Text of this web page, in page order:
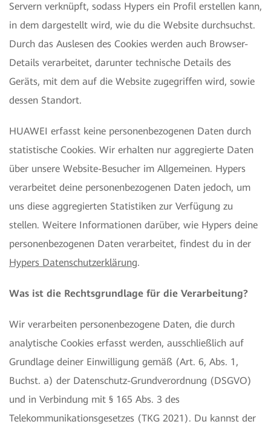
Servern verknüpft, sodass Hypers ein Profil erstellen kann,
in dem dargestellt wird, wie du die Website durchsuchst.
Durch das Auslesen des Cookies werden auch Browser-
Details verarbeitet, darunter technische Details des
Geräts, mit dem auf die Website zugegriffen wird, sowie
dessen Standort.
HUAWEI erfasst keine personenbezogenen Daten durch
statistische Cookies. Wir erhalten nur aggregierte Daten
über unsere Website-Besucher im Allgemeinen. Hypers
verarbeitet deine personenbezogenen Daten jedoch, um
uns diese aggregierten Statistiken zur Verfügung zu
stellen. Weitere Informationen darüber, wie Hypers deine
personenbezogenen Daten verarbeitet, findest du in der
Hypers Datenschutzerklärung.
Was ist die Rechtsgrundlage für die Verarbeitung?
Wir verarbeiten personenbezogene Daten, die durch
analytische Cookies erfasst werden, ausschließlich auf
Grundlage deiner Einwilligung gemäß (Art. 6, Abs. 1,
Buchst. a) der Datenschutz-Grundverordnung (DSGVO)
und in Verbindung mit § 165 Abs. 3 des
Telekommunikationsgesetzes (TKG 2021). Du kannst der